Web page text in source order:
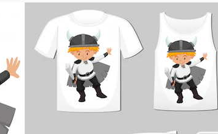
ブ制作を導くためのプラ
エイター、企業、代理
100万人以上が利用して
製品
Spaces
AI アシスタント
AI 画像生成ツール
AI 動画生成ツール
はじ
ドキ
サポ
利用